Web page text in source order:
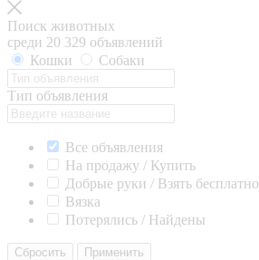
Поиск животных
среди 20 329 объявлений
Кошки
Собаки
Тип объявления
Все объявления
На продажу / Купить
Добрые руки / Взять бесплатно
Вязка
Потерялись / Найдены
Сбросить Применить